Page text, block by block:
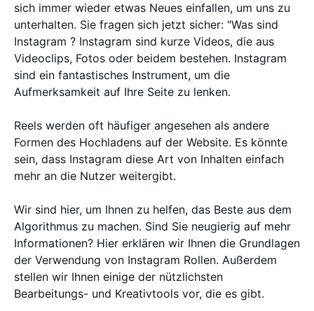
sich immer wieder etwas Neues einfallen, um uns zu
unterhalten. Sie fragen sich jetzt sicher: "Was sind
Instagram ? Instagram sind kurze Videos, die aus
Videoclips, Fotos oder beidem bestehen. Instagram
sind ein fantastisches Instrument, um die
Aufmerksamkeit auf Ihre Seite zu lenken.
Reels werden oft häufiger angesehen als andere
Formen des Hochladens auf der Website. Es könnte
sein, dass Instagram diese Art von Inhalten einfach
mehr an die Nutzer weitergibt.
Wir sind hier, um Ihnen zu helfen, das Beste aus dem
Algorithmus zu machen. Sind Sie neugierig auf mehr
Informationen? Hier erklären wir Ihnen die Grundlagen
der Verwendung von Instagram Rollen. Außerdem
stellen wir Ihnen einige der nützlichsten
Bearbeitungs- und Kreativtools vor, die es gibt.